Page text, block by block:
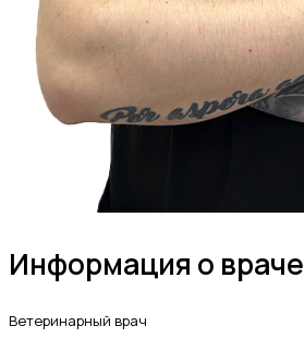
Информация о враче
Ветеринарный врач